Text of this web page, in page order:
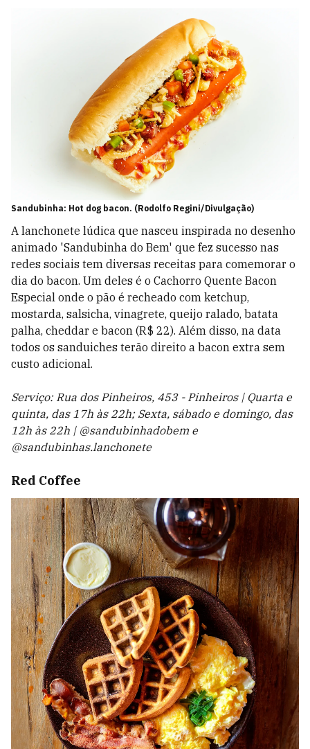
Sandubinha: Hot dog bacon. (Rodolfo Regini/Divulgação)
A lanchonete lúdica que nasceu inspirada no desenho
animado 'Sandubinha do Bem' que fez sucesso nas
redes sociais tem diversas receitas para comemorar o
dia do bacon. Um deles é o Cachorro Quente Bacon
Especial onde o pão é recheado com ketchup,
mostarda, salsicha, vinagrete, queijo ralado, batata
palha, cheddar e bacon (R$ 22). Além disso, na data
todos os sanduiches terão direito a bacon extra sem
custo adicional.
Serviço: Rua dos Pinheiros, 453 - Pinheiros | Quarta e
quinta, das 17h às 22h; Sexta, sábado e domingo, das
12h às 22h | @sandubinhadobem e
@sandubinhas.lanchonete
Red Coffee